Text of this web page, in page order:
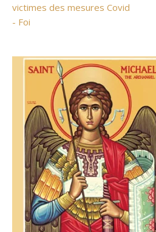
victimes des mesures Covid
- Foi